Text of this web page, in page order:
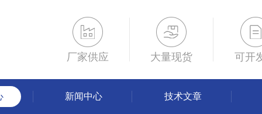
厂家供应 大量现货 可开
新闻中心 技术文章